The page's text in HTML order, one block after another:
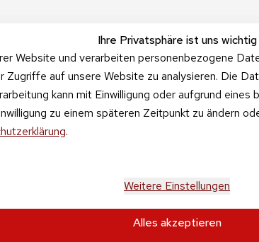
Ihre Privatsphäre ist uns wichtig
Website und verarbeiten personenbezogene
auf unsere Website zu analysieren. Die
kann mit Einwilligung oder aufgrund
zu einem späteren Zeitpunkt zu ändern
.
Weitere Einstellungen
Alles akzeptieren